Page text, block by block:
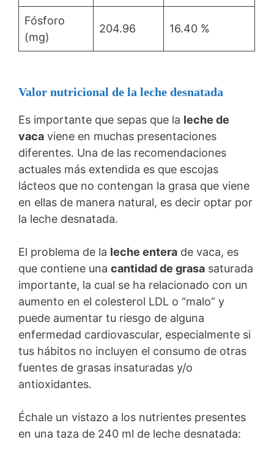
Fósforo
(mg)
204.96 16.40 %
Valor nutricional de la leche desnatada
Es importante que sepas que la leche de
vaca viene en muchas presentaciones
diferentes. Una de las recomendaciones
actuales más extendida es que escojas
lácteos que no contengan la grasa que viene
en ellas de manera natural, es decir optar por
la leche desnatada.
El problema de la leche entera de vaca, es
que contiene una cantidad de grasa saturada
importante, la cual se ha relacionado con un
aumento en el colesterol LDL o “malo” y
puede aumentar tu riesgo de alguna
enfermedad cardiovascular, especialmente si
tus hábitos no incluyen el consumo de otras
fuentes de grasas insaturadas y/o
antioxidantes.
Échale un vistazo a los nutrientes presentes
en una taza de 240 ml de leche desnatada: